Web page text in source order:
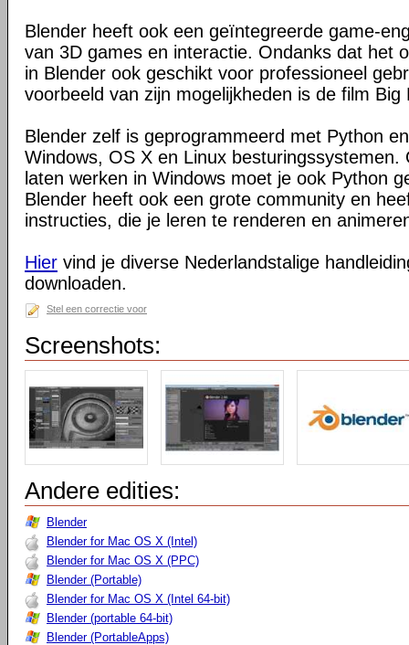
Blender heeft ook een geïntegreerde game-
van 3D games en interactie. Ondanks dat het
in Blender ook geschikt voor professioneel
voorbeeld van zijn mogelijkheden is de film Big
Blender zelf is geprogrammeerd met Python
Windows, OS X en Linux besturingssystemen.
laten werken in Windows moet je ook Python
Blender heeft ook een grote community en
instructies, die je leren te renderen en
Hier vind je diverse Nederlandstalige
downloaden.
Stel een correctie voor
Screenshots:
Andere edities:
Blender
Blender for Mac OS X (Intel)
Blender for Mac OS X (PPC)
Blender (Portable)
Blender for Mac OS X (Intel 64-bit)
Blender (portable 64-bit)
Blender (PortableApps)